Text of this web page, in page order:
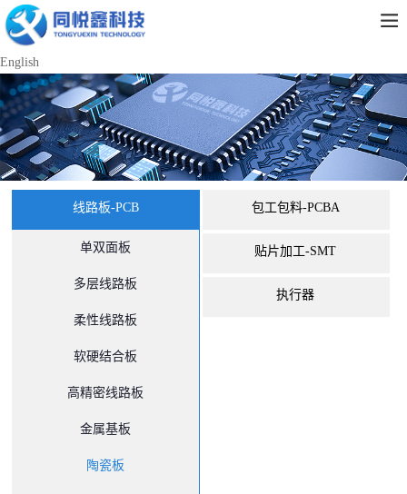
English
线路板-PCB
单双面板
多层线路板
柔性线路板
软硬结合板
高精密线路板
金属基板
陶瓷板
包工包料-PCBA
贴片加工-SMT
执行器